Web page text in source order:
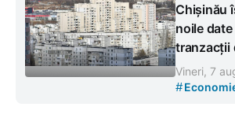
Chișinău
noile
tranzacții
Vineri, 7
#